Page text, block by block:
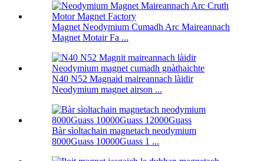
Magnet Neodymium Cumadh Arc Maireannach
Magnet Motair Fa ...
N40 N52 Magnaid maireannach làidir
Neodymium magnet airson ...
Bàr sìoltachain magnetach neodymium
8000Guass 10000Guass 1 ...